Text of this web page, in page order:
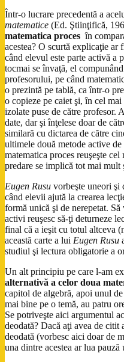
Într-o lucrare precedentă a
matematice (Ed. Ştiinţifică,
matematica proces în
acestea? O scurtă explicaţie ar
când elevul este parte activă a
tocmai se învaţă, el
profesorului, pe când
o prezintă pe tablă, ca într-o
o copieze pe caiet şi, în cel
izolate puse de către profesor.
date, dar şi înţelese doar de
similară cu dictarea de către
ultimele două metode active de
matematica proces reuşeşte
predare se implică tot mai mult
Eugen Rusu vorbeşte uneori şi
când elevii ajută la crearea
formă unică şi de nerepetat.
activi reuşesc să-ţi deturneze
final că a ieşit cu totul altceva
această carte a lui Eugen Rusu
studiul şi lectura obligatorie a
Un alt principiu pe care l-am
alternativă a celor doua
capitol de algebră, apoi unul
mai bine pe o temă, au patru
Se potriveşte aici argumentul
deodată? Dacă aţi avea de
deodată (vorbesc aici doar de
una dintre acestea ar lua pauză